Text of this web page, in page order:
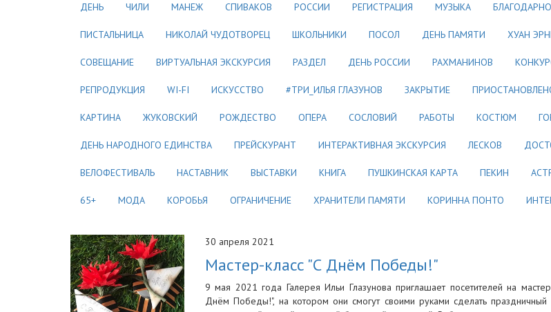
ДЕНЬ ЧИЛИ МАНЕЖ СПИВАКОВ РОССИИ РЕГИСТРАЦИЯ МУЗЫКА
ПИСТАЛЬНИЦА НИКОЛАЙ ЧУДОТВОРЕЦ ШКОЛЬНИКИ ПОСОЛ ДЕНЬ ПАМЯТИ ХУАН
СОВЕЩАНИЕ ВИРТУАЛЬНАЯ ЭКСКУРСИЯ РАЗДЕЛ ДЕНЬ РОССИИ РАХМАНИНОВ
РЕПРОДУКЦИЯ WI-FI ИСКУССТВО #ТРИ_ИЛЬЯ ГЛАЗУНОВ ЗАКРЫТИЕ
КАРТИНА ЖУКОВСКИЙ РОЖДЕСТВО ОПЕРА СОСЛОВИЙ РАБОТЫ КОСТЮМ
ДЕНЬ НАРОДНОГО ЕДИНСТВА ПРЕЙСКУРАНТ ИНТЕРАКТИВНАЯ ЭКСКУРСИЯ ЛЕСКОВ
ВЕЛОФЕСТИВАЛЬ НАСТАВНИК ВЫСТАВКИ КНИГА ПУШКИНСКАЯ КАРТА ПЕКИН
65+ МОДА КОРОБЬЯ ОГРАНИЧЕНИЕ ХРАНИТЕЛИ ПАМЯТИ КОРИННА ПОНТО
30 апреля 2021
Мастер-класс "С Днём Победы!"
9 мая 2021 года Галерея Ильи Глазунова приглашает посетителей на
Днём Победы!", на котором они смогут своими руками сделать праздничный